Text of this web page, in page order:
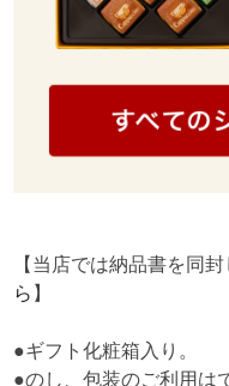
【当店では納品書を同
ら 】
●ギフト化粧箱入り。
●のし、包装のご利用は